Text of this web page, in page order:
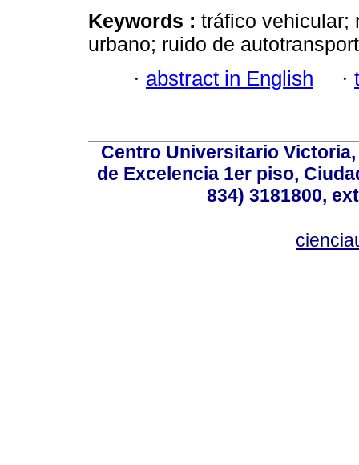
Keywords : tráfico vehicular;
urbano; ruido de
· abstract in English ·
Centro Universitario
de Excelencia 1er piso,
834) 3181800,